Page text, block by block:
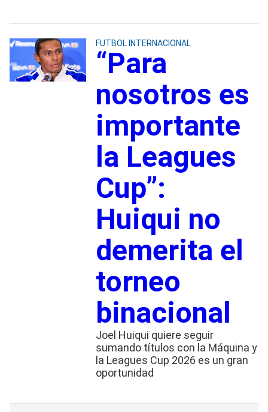
FUTBOL INTERNACIONAL
“Para
nosotros es
importante
la Leagues
Cup”:
Huiqui no
demerita el
torneo
binacional
Joel Huiqui quiere seguir
sumando títulos con la Máquina y
la Leagues Cup 2026 es un gran
oportunidad